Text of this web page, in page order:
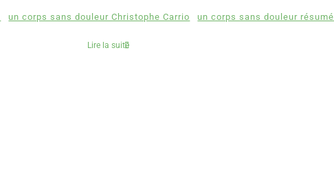
un corps sans douleur Christophe Carrio un corps sans douleur résumé
Lire la suite
8 Juil 2026 0 4 779 words